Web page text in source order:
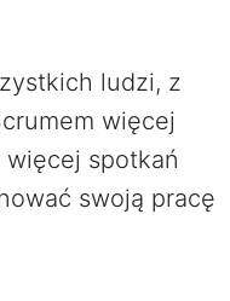
ludzi, z
więcej
spotkań
swoją pracę